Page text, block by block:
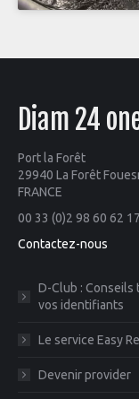
Diam 24
Port la Forêt
29940 La Forêt
FRANCE
00 33 (0)2 98 60 62 17
Contactez-nous
D-Club :
vos identifiants
Le service Easy
Devenir provider